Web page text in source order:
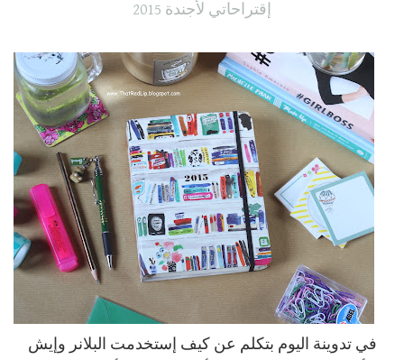
إقتراحاتي لأجندة 2015
في تدوينة اليوم بتكلم عن كيف إستخدمت البلانر وإيش